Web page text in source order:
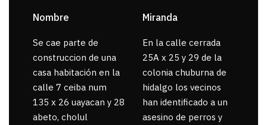
Nombre
Se cae parte de
construccion de una
casa habitación en la
calle 7 ceiba num
135 x 26 uayacan y 28
abeto, cholul
Miranda
En la calle cerrada
25A x 25 y 29 de la
colonia chuburna de
hidalgo los vecinos
han identificado a un
asesino de perros y